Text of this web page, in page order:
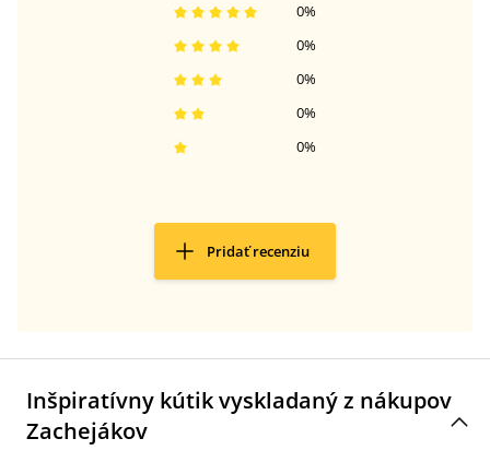
0%
0%
0%
0%
0%
Pridať recenziu
Inšpiratívny kútik vyskladaný z nákupov
Zachejákov